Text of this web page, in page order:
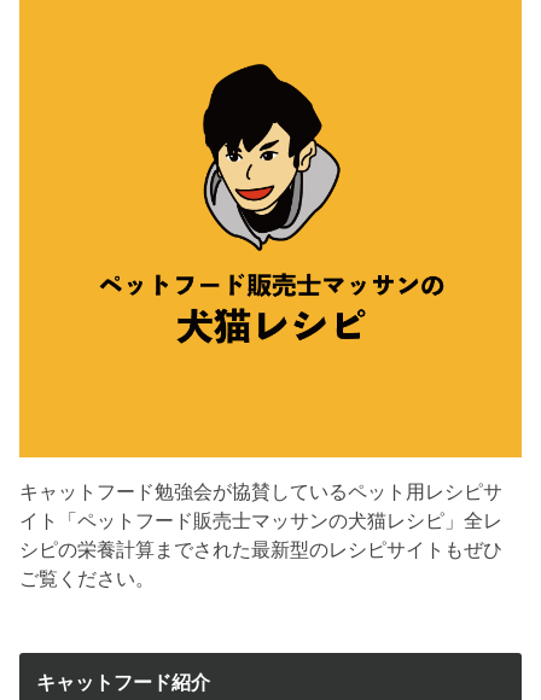
キャットフード勉強会が協賛しているペット用レシピサ
イト「ペットフード販売士マッサンの犬猫レシピ」全レ
シピの栄養計算までされた最新型のレシピサイトもぜひ
ご覧ください。
キャットフード紹介